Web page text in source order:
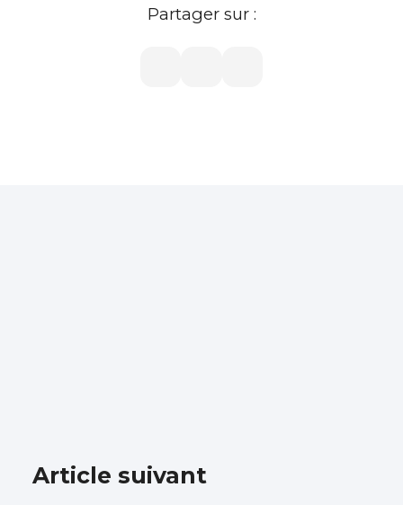
Partager sur :
Article suivant